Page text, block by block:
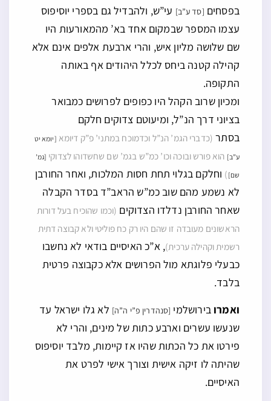
בפסחים [סד ע”ב] עי”ש, ולהבדיל גם בספרי יוסיפוס
עצמו המספר שבמקום אחד בא’ מהמאורעות היו
שם שלושה מליון איש, והרי ארבעת אלפים אינם אלא
קהילה קטנה ביחס לכלל היהודים אף באותה
התקופה.
ומכיון שרוב הקהל היו כפופים לפרושים כמבואר
בציוני דרך הנ”ל, ומיעוטם צדוקים חלקם
בסתר (כדברי הגמ’ הנ”ל וכדמוכח במתני’ פ”ק דיומא [יומא יט
ע”ב] הוא פורש ובוכה וכו’ כמ”ש בגמ’ שם שחשדוהו לצדוקי [גמ’
שם] ) וחלקם בגלוי תחת חסות המלכות, ואחר החורבן
לא נשמע מהם שוב כמ”ש הראב”ד בסדר הקבלה
שאחר החורבן נדלדו הצדוקים (וכמו שהוכיח בעל דורות
הראשונים מעובדה זו שהם היו רק כח פוליטי ולא קבוצה דתית
רשמית וקהילה ערכית), א”כ האיסיים בודאי לא נחשבו
כבעלי פלוגתא מול הפרושים אלא כקבוצה פרטית
בלבד.
ואמרו בירושלמי [סנהדרין פ”י ה”ה] לא גלו ישראל עד
שנעשו עשרים וארבע כתות של מינים, והרי לא
פירטו את כל הכתות שהיו אז קיימות, מלבד יוסיפוס
שהיתה לו זיקה אישית וצורך אישי לפרט את
האיסיים.